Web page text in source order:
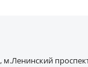
м.Ленинский